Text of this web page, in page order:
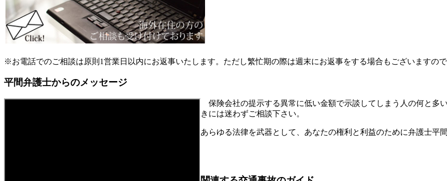
※お電話でのご相談は原則1営業日以内にお返事いたします。ただし繁忙期の際は週末にお返事をする場合もございますので
平間弁護士からのメッセージ
保険会社の提示する異常に低い金額で示談してしまう人の何と多い
きには迷わずご相談下さい。
あらゆる法律を武器として、あなたの権利と利益のために弁護士平